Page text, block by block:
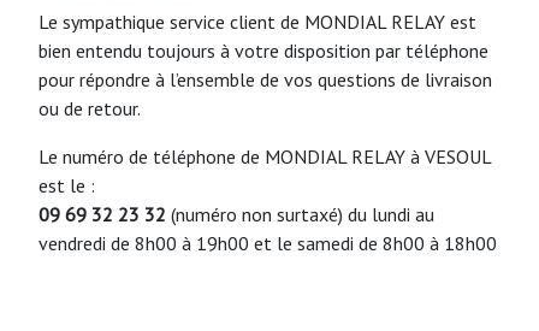
Le sympathique service client de MONDIAL RELAY est
bien entendu toujours à votre disposition par téléphone
pour répondre à l’ensemble de vos questions de livraison
ou de retour.
Le numéro de téléphone de MONDIAL RELAY à VESOUL
est le :
09 69 32 23 32 (numéro non surtaxé) du lundi au
vendredi de 8h00 à 19h00 et le samedi de 8h00 à 18h00